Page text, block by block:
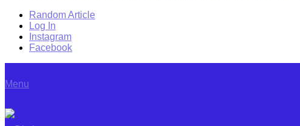
Random Article
Log In
Instagram
Facebook
Menu